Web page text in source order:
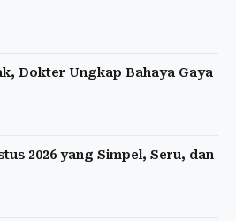
Dokter Ungkap Bahaya Gaya
2026 yang Simpel, Seru, dan